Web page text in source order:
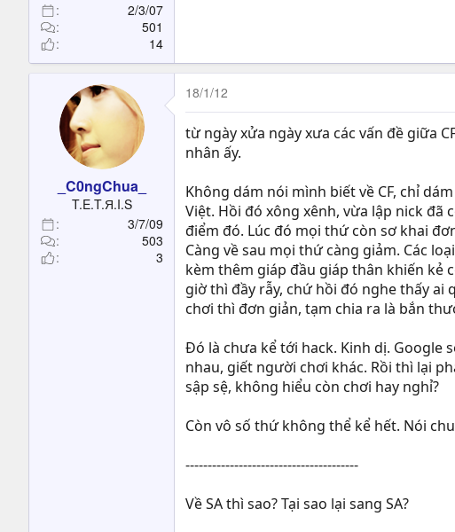
2/3/07
501
14
_C0ngChua_
T.E.T.Я.I.S
3/7/09
503
3
18/1/12
từ ngày xửa ngày xưa các vấn đề giữa
nhân ấy.
Không dám nói mình biết về CF, chỉ
Việt. Hồi đó xông xênh, vừa lập nick đã
điểm đó. Lúc đó mọi thứ còn sơ khai
Càng về sau mọi thứ càng giảm. Các
kèm thêm giáp đầu giáp thân khiến kẻ
giờ thì đầy rẫy, chứ hồi đó nghe thấy ai
chơi thì đơn giản, tạm chia ra là bắn
Đó là chưa kể tới hack. Kinh dị. Google
nhau, giết người chơi khác. Rồi thì lại
sập sệ, không hiểu còn chơi hay nghỉ?
Còn vô số thứ không thể kể hết. Nói
---------------------------------------
Về SA thì sao? Tại sao lại sang SA?